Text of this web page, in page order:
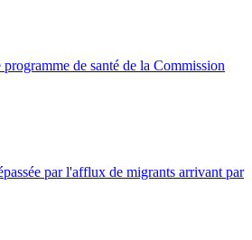
de santé de la Commission
par l'afflux de migrants arrivant par